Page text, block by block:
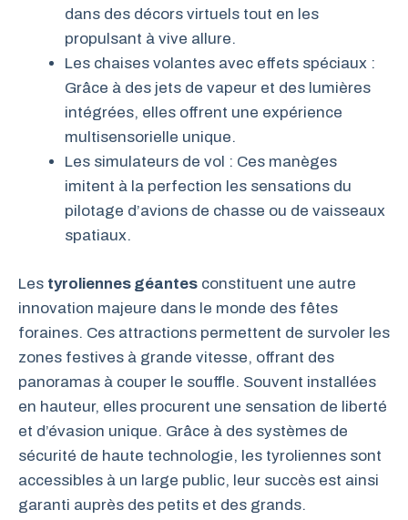
dans des décors virtuels tout en les
propulsant à vive allure.
Les chaises volantes avec effets spéciaux :
Grâce à des jets de vapeur et des lumières
intégrées, elles offrent une expérience
multisensorielle unique.
Les simulateurs de vol : Ces manèges
imitent à la perfection les sensations du
pilotage d’avions de chasse ou de vaisseaux
spatiaux.
Les tyroliennes géantes constituent une autre
innovation majeure dans le monde des fêtes
foraines. Ces attractions permettent de survoler les
zones festives à grande vitesse, offrant des
panoramas à couper le souffle. Souvent installées
en hauteur, elles procurent une sensation de liberté
et d’évasion unique. Grâce à des systèmes de
sécurité de haute technologie, les tyroliennes sont
accessibles à un large public, leur succès est ainsi
garanti auprès des petits et des grands.